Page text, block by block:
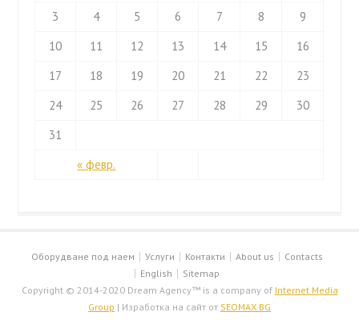
« февр.
3
4 5 6 7 8
9
10
11 12 13 14 15
16
17
18 19 20 21 22
23
24
25 26 27 28 29
30
31
Оборудване под наем Услуги Контакти About us
Contacts
English
Sitemap
Copyright © 2014-2020 Dream Agency™ is a company of Internet Media
Group | Изработка на сайт от SEOMAX.BG